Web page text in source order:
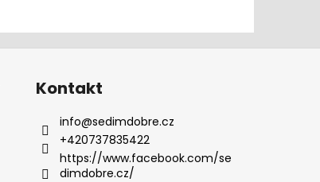
Kontakt
info@sedimdobre.cz
+420737835422
https://www.facebook.com/se
dimdobre.cz/